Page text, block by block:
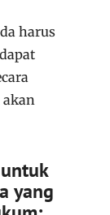
harus
yang